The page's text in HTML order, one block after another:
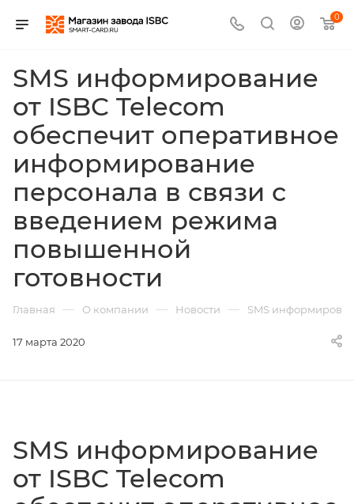
0
SMS информирование
от ISBC Telecom
обеспечит оперативное
информирование
персонала в связи с
введением режима
повышенной
готовности
Главная — О компании — Новости — SMS
17 марта 2020
SMS информирование
от ISBC Telecom